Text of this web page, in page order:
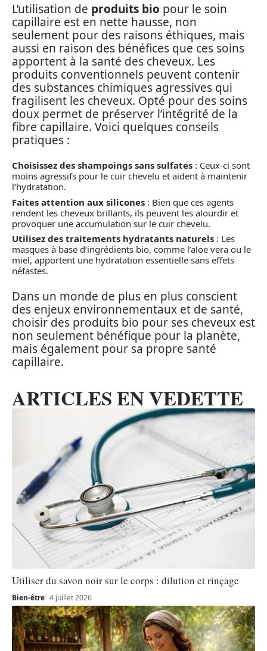
L’utilisation de produits bio pour le soin
capillaire est en nette hausse, non
seulement pour des raisons éthiques, mais
aussi en raison des bénéfices que ces soins
apportent à la santé des cheveux. Les
produits conventionnels peuvent contenir
des substances chimiques agressives qui
fragilisent les cheveux. Opté pour des soins
doux permet de préserver l’intégrité de la
fibre capillaire. Voici quelques conseils
pratiques :
Choisissez des shampoings sans sulfates : Ceux-ci sont
moins agressifs pour le cuir chevelu et aident à maintenir
l’hydratation.
Faites attention aux silicones : Bien que ces agents
rendent les cheveux brillants, ils peuvent les alourdir et
provoquer une accumulation sur le cuir chevelu.
Utilisez des traitements hydratants naturels : Les
masques à base d’ingrédients bio, comme l’aloe vera ou le
miel, apportent une hydratation essentielle sans effets
néfastes.
Dans un monde de plus en plus conscient
des enjeux environnementaux et de santé,
choisir des produits bio pour ses cheveux est
non seulement bénéfique pour la planète,
mais également pour sa propre santé
capillaire.
ARTICLES EN VEDETTE
Utiliser du savon noir sur le corps : dilution et rinçage
Bien-être 4 juillet 2026